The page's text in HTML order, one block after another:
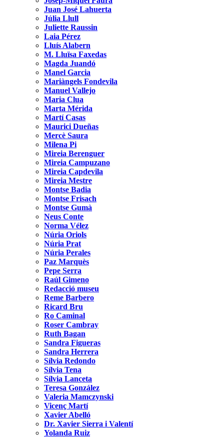
Juan José Lahuerta
Júlia Llull
Juliette Raussin
Laia Pérez
Lluís Alabern
M. Lluïsa Faxedas
Magda Juandó
Manel Garcia
Mariàngels Fondevila
Manuel Vallejo
Maria Clua
Marta Mérida
Martí Casas
Maurici Dueñas
Mercè Saura
Milena Pi
Mireia Berenguer
Mireia Campuzano
Mireia Capdevila
Mireia Mestre
Montse Badia
Montse Frisach
Montse Gumà
Neus Conte
Norma Vélez
Núria Oriols
Núria Prat
Núria Perales
Paz Marquès
Pepe Serra
Raúl Gimeno
Redacció museu
Reme Barbero
Ricard Bru
Ro Caminal
Roser Cambray
Ruth Bagan
Sandra Figueras
Sandra Herrera
Sílvia Redondo
Sílvia Tena
Sílvia Lanceta
Teresa González
Valeria Mamczynski
Vicenç Martí
Xavier Abelló
Dr. Xavier Sierra i Valentí
Yolanda Ruiz